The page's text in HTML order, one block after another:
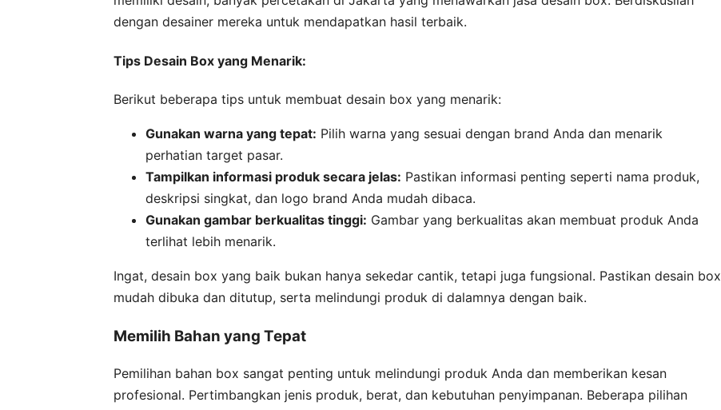
dengan desainer mereka untuk mendapatkan hasil terbaik.
Tips Desain Box yang Menarik:
Berikut beberapa tips untuk membuat desain box yang menarik:
Gunakan warna yang tepat: Pilih warna yang sesuai dengan brand Anda dan menarik
perhatian target pasar.
Tampilkan informasi produk secara jelas: Pastikan informasi penting seperti nama produk,
deskripsi singkat, dan logo brand Anda mudah dibaca.
Gunakan gambar berkualitas tinggi: Gambar yang berkualitas akan membuat produk Anda
terlihat lebih menarik.
Ingat, desain box yang baik bukan hanya sekedar cantik, tetapi juga fungsional. Pastikan desain box
mudah dibuka dan ditutup, serta melindungi produk di dalamnya dengan baik.
Memilih Bahan yang Tepat
Pemilihan bahan box sangat penting untuk melindungi produk Anda dan memberikan kesan
profesional. Pertimbangkan jenis produk, berat, dan kebutuhan penyimpanan. Beberapa pilihan